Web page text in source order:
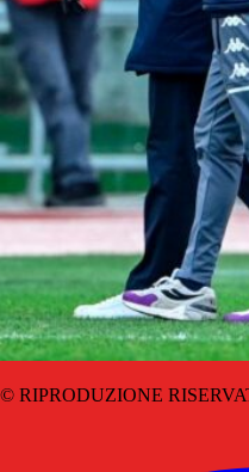
© RIPRODUZIONE